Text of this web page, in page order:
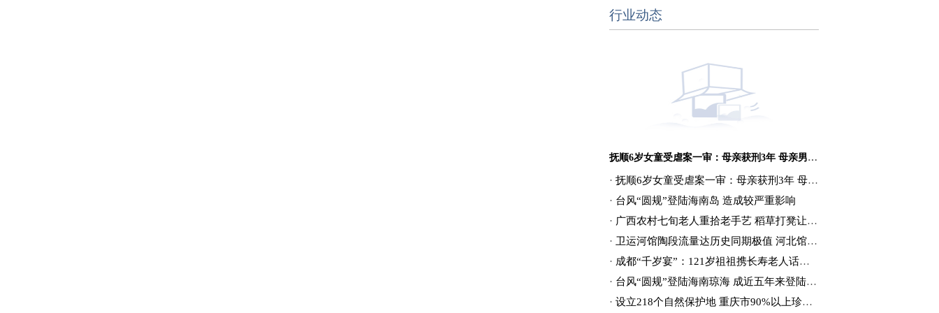
行业动态
抚顺6岁女童受虐案一审：母亲获刑3年 母亲男友获刑16年
· 抚顺6岁女童受虐案一审：母亲获刑3年 母亲男友获刑16年
· 台风“圆规”登陆海南岛 造成较严重影响
· 广西农村七旬老人重拾老手艺 稻草打凳让秸秆“变废为宝”
· 卫运河馆陶段流量达历史同期极值 河北馆陶抗洪抢收
· 成都“千岁宴”：121岁祖祖携长寿老人话重阳
· 台风“圆规”登陆海南琼海 成近五年来登陆海南最强台风
· 设立218个自然保护地 重庆市90%以上珍稀濒危野生动植物获保护